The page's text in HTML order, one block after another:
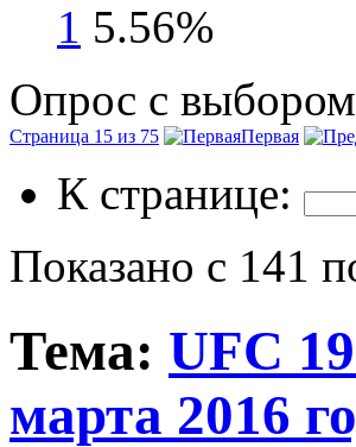
1 5.56%
Опрос с выбором
Страница 15 из 75 Первая
К странице:
Показано с 141
Тема: UFC
марта 2016